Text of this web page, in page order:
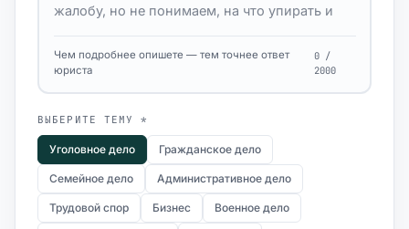
Чем подробнее опишете — тем точнее ответ
юриста
0 /
2000
ВЫБЕРИТЕ ТЕМУ *
Уголовное дело Гражданское дело
Семейное дело Административное дело
Трудовой спор Бизнес Военное дело